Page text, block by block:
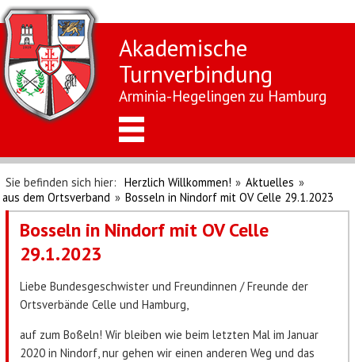
Akademische
Turnverbindung
Arminia-Hegelingen zu Hamburg
Sie befinden sich hier: Herzlich Willkommen! » Aktuelles »
aus dem Ortsverband » Bosseln in Nindorf mit OV Celle 29.1.2023
Bosseln in Nindorf mit OV Celle
29.1.2023
Liebe Bundesgeschwister und Freundinnen / Freunde der
Ortsverbände Celle und Hamburg,
auf zum Boßeln! Wir bleiben wie beim letzten Mal im Januar
2020 in Nindorf, nur gehen wir einen anderen Weg und das